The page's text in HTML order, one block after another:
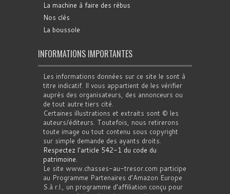
La machine à faire des rébus
Nos clés
La boussole
INFORMATIONS IMPORTANTES
Les informations données sur ce site le sont à
titre indicatif. Il vous appartient de les vérifier
auprès des organisateurs, des annonceurs ou
de tout autre tiers cité.
Certaines illustrations et extraits sont © les
auteurs/éditeurs. Toutefois, nous retirerons
toute image ou tout contenu sous copyright
sur simple demande des ayants droits.
Respectez l'article 542-1 du code du
patrimoine.
Le site www.chasses-au-tresor.com participe
au Programme Partenaires d’Amazon Europe
S.à r.l., un programme d’affiliation conçu pour